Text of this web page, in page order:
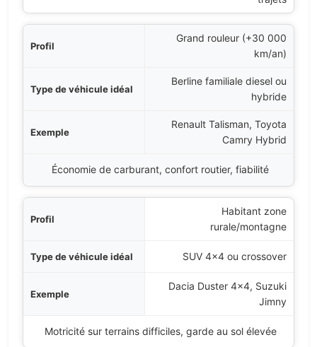
Grand rouleur (+30 000
km/an)
Berline familiale diesel ou
hybride
Renault Talisman, Toyota
Camry Hybrid
Économie de carburant, confort routier, fiabilité
Habitant zone
rurale/montagne
SUV 4×4 ou crossover
Dacia Duster 4×4, Suzuki
Jimny
Motricité sur terrains difficiles, garde au sol élevée